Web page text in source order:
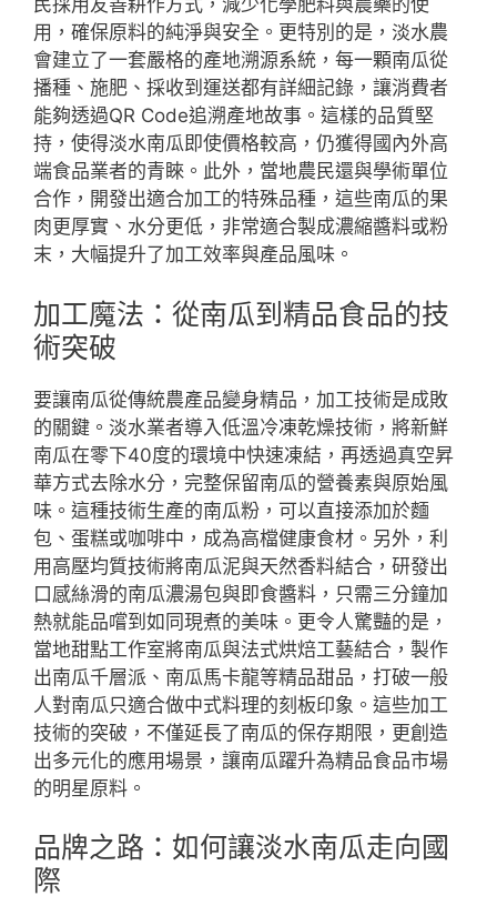
民採用友善耕作方式，減少化學肥料與農藥的使
用，確保原料的純淨與安全。更特別的是，淡水農
會建立了一套嚴格的產地溯源系統，每一顆南瓜從
播種、施肥、採收到運送都有詳細記錄，讓消費者
能夠透過QR Code追溯產地故事。這樣的品質堅
持，使得淡水南瓜即使價格較高，仍獲得國內外高
端食品業者的青睞。此外，當地農民還與學術單位
合作，開發出適合加工的特殊品種，這些南瓜的果
肉更厚實、水分更低，非常適合製成濃縮醬料或粉
末，大幅提升了加工效率與產品風味。
加工魔法：從南瓜到精品食品的技
術突破
要讓南瓜從傳統農產品變身精品，加工技術是成敗
的關鍵。淡水業者導入低溫冷凍乾燥技術，將新鮮
南瓜在零下40度的環境中快速凍結，再透過真空昇
華方式去除水分，完整保留南瓜的營養素與原始風
味。這種技術生產的南瓜粉，可以直接添加於麵
包、蛋糕或咖啡中，成為高檔健康食材。另外，利
用高壓均質技術將南瓜泥與天然香料結合，研發出
口感絲滑的南瓜濃湯包與即食醬料，只需三分鐘加
熱就能品嚐到如同現煮的美味。更令人驚豔的是，
當地甜點工作室將南瓜與法式烘焙工藝結合，製作
出南瓜千層派、南瓜馬卡龍等精品甜品，打破一般
人對南瓜只適合做中式料理的刻板印象。這些加工
技術的突破，不僅延長了南瓜的保存期限，更創造
出多元化的應用場景，讓南瓜躍升為精品食品市場
的明星原料。
品牌之路：如何讓淡水南瓜走向國
際